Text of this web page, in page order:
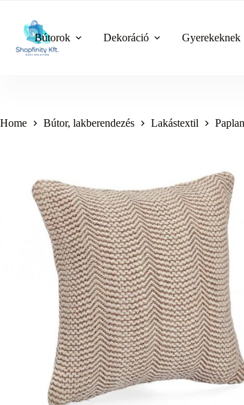
content
Bútorok Dekoráció Gyerekeknek
Home Bútor, lakberendezés Lakástextil